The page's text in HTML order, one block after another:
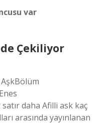
var
Çekiliyor
daha Afilli ask kaç
arasında yayınlanan